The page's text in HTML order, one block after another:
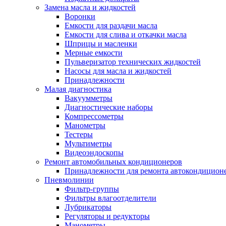
Замена масла и жидкостей
Воронки
Емкости для раздачи масла
Емкости для слива и откачки масла
Шприцы и масленки
Мерные емкости
Пульверизатор технических жидкостей
Насосы для масла и жидкостей
Принадлежности
Малая диагностика
Вакуумметры
Диагностические наборы
Компрессометры
Манометры
Тестеры
Мультиметры
Видеоэндоскопы
Ремонт автомобильных кондиционеров
Принадлежности для ремонта
Пневмолинии
Фильтр-группы
Фильтры влагоотделители
Лубрикаторы
Регуляторы и редукторы